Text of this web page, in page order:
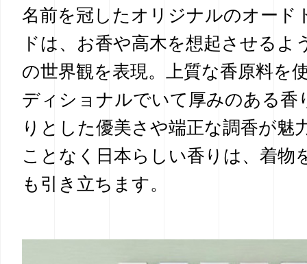
名前を冠したオリジナルのオード
ドは、お香や高木を想起させるよ
の世界観を表現。上質な香原料を
ディショナルでいて厚みのある香
りとした優美さや端正な調香が魅
ことなく日本らしい香りは、着物
も引き立ちます。